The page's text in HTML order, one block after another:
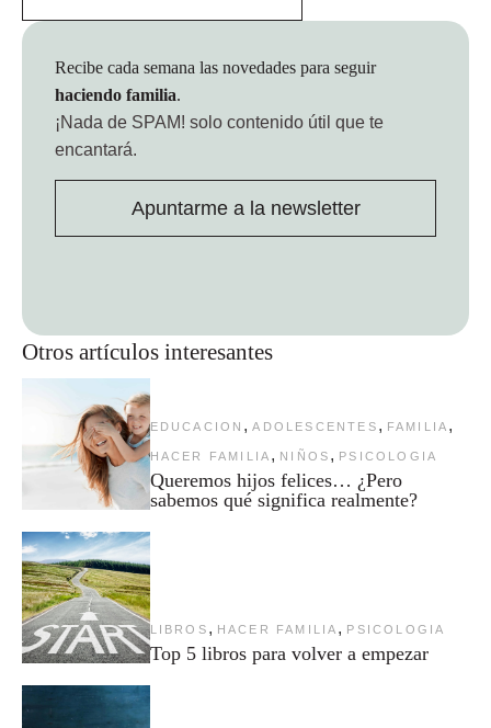
Otros artículos interesantes
EDUCACION , ADOLESCENTES , FAMILIA ,
HACER FAMILIA , NIÑOS , PSICOLOGIA
Queremos hijos felices… ¿Pero
sabemos qué significa realmente?
LIBROS , HACER FAMILIA , PSICOLOGIA
Top 5 libros para volver a empezar
Recibe cada semana las novedades para seguir
haciendo familia.
¡Nada de SPAM! solo contenido útil que te
encantará.
Apuntarme a la newsletter